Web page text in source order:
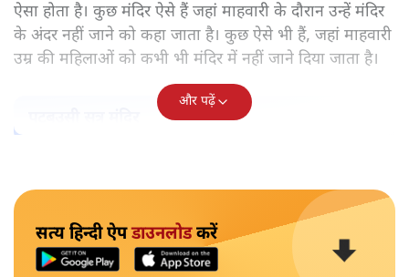
ऐसा होता है। कुछ मंदिर ऐसे हैं जहां माहवारी के दौरान उन्हें मंदिर
के अंदर नहीं जाने को कहा जाता है। कुछ ऐसे भी हैं, जहां माहवारी
उम्र की महिलाओं को कभी भी मंदिर में नहीं जाने दिया जाता है।
और पढ़ें
सत्य हिन्दी ऐपडाउनलोडकरें